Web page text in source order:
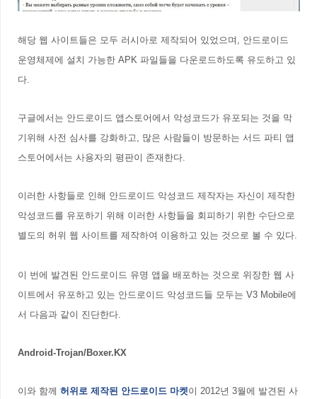
해당 웹 사이트들은 모두 러시아로 제작되어 있었으며, 안드로이드
운영체제에 설치 가능한 APK 파일들을 다운로드하도록 유도하고 있
다.
구글에서는 안드로이드 앱스토어에서 악성코드가 유포되는 것을 막
기위해 사전 심사를 강화하고, 많은 사람들이 방문하는 서드 파티 앱
스토어에서는 사용자의 평판이 존재한다.
이러한 사항들로 인해 안드로이드 악성코드 제작자는 자신이 제작한
악성코드를 유포하기 위해 이러한 사항들을 회피하기 위한 수단으로
별도의 허위 웹 사이트를 제작하여 이용하고 있는 것으로 볼 수 있다.
이 번에 발견된 안드로이드 유명 앱을 배포하는 것으로 위장한 웹 사
이트에서 유포하고 있는 안드로이드 악성코드들 모두는 V3 Mobile에
서 다음과 같이 진단한다.
Android-Trojan/Boxer.KX
이와 함께 허위로 제작된 안드로이드 마켓이 2012년 3월에 발견된 사